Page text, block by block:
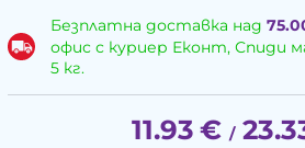
Безплатна доставка над
офис с куриер Еконт, Спиди
5 кг.
11.93 € /